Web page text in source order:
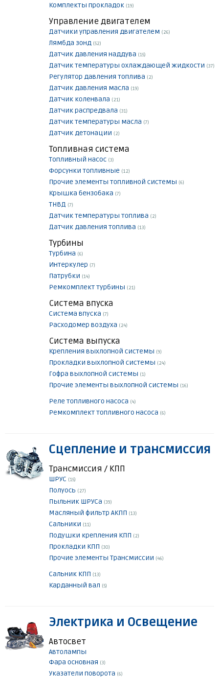
Комплекты прокладок (19)
Управление двигателем
Датчики управления двигателем (26)
Лямбда зонд (52)
Датчик давления наддува (15)
Датчик температуры охлаждающей жидкости (37)
Регулятор давления топлива (2)
Датчик давления масла (19)
Датчик коленвала (21)
Датчик распредвала (31)
Датчик температуры масла (7)
Датчик детонации (2)
Топливная система
Топливный насос (3)
Форсунки топливные (12)
Прочие элементы топливной системы (6)
Крышка бензобака (7)
ТНВД (7)
Датчик температуры топлива (2)
Датчик давления топлива (13)
Турбины
Турбина (6)
Интеркулер (7)
Патрубки (14)
Ремкомплект турбины (21)
Система впуска
Система впуска (7)
Расходомер воздуха (24)
Система выпуска
Крепления выхлопной системы (9)
Прокладки выхлопной системы (24)
Гофра выхлопной системы (1)
Прочие элементы выхлопной системы (16)
Реле топливного насоса (4)
Ремкомплект топливного насоса (6)
Сцепление и трансмиссия
Трансмиссия / КПП
ШРУС (15)
Полуось (27)
Пыльник ШРУСа (39)
Масляный фильтр АКПП (13)
Сальники (11)
Подушки крепления КПП (2)
Прокладки КПП (30)
Прочие элементы Трансмиссии (46)
Сальник КПП (13)
Карданный вал (5)
Электрика и Освещение
Автосвет
Автолампы
Фара основная (3)
Указатели поворота (6)